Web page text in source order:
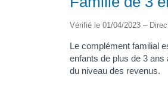
Vérifié le 01/04/2023 –
Le complément familial
enfants de plus de 3 ans
du niveau des revenus.